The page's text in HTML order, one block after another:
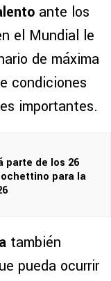
ante los
el Mundial le
de máxima
condiciones
importantes.
parte de los 26
para la
también
pueda ocurrir